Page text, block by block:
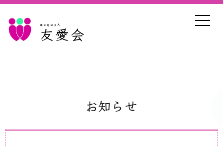
社会福祉法人
友愛会
お知らせ